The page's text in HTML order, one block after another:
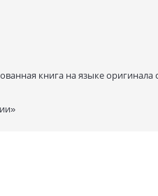
книга на языке оригинала